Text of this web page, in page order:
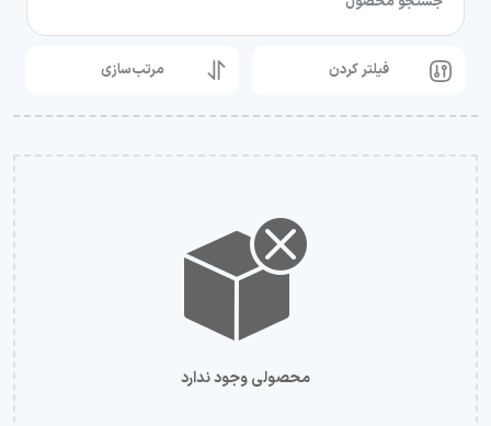
فیلتر کردن مرتب‌سازی
محصولی وجود ندارد